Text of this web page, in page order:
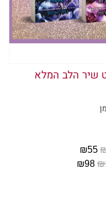
בצד
איך
על
שיר הלב המלא
₪55
₪98